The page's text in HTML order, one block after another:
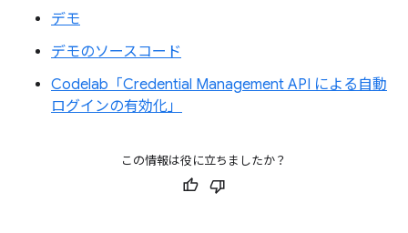
デモ
デモのソースコード
Codelab「Credential Management API による自動
ログインの有効化」
この情報は役に立ちましたか？